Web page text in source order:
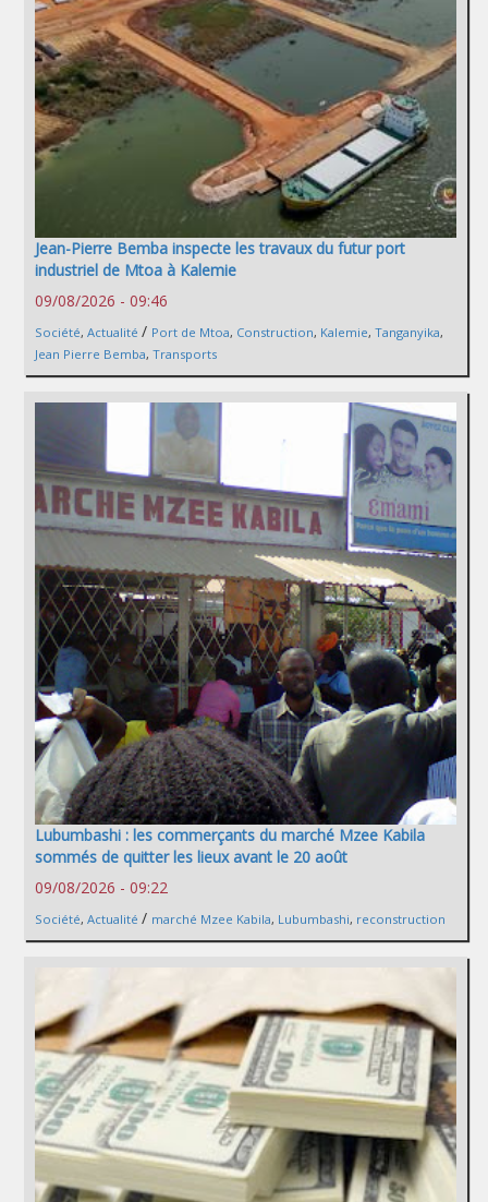
Jean-Pierre Bemba inspecte les travaux du futur port
industriel de Mtoa à Kalemie
09/08/2026 - 09:46
Société, Actualité / Port de Mtoa, Construction, Kalemie, Tanganyika,
Jean Pierre Bemba, Transports
Lubumbashi : les commerçants du marché Mzee Kabila
sommés de quitter les lieux avant le 20 août
09/08/2026 - 09:22
Société, Actualité / marché Mzee Kabila, Lubumbashi, reconstruction